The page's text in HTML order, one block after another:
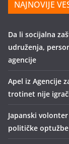
NAJNOVIJE
Da li socijalna
udruženja,
agencije
Apel iz Agencije
trotinet nije
Japanski
političke optužbe